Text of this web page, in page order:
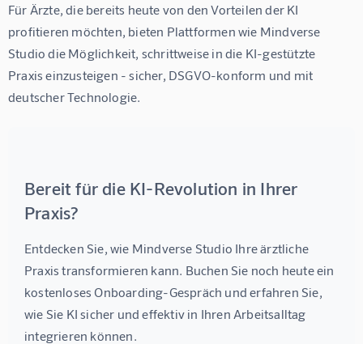
Für Ärzte, die bereits heute von den Vorteilen der KI
profitieren möchten, bieten Plattformen wie Mindverse
Studio die Möglichkeit, schrittweise in die KI-gestützte
Praxis einzusteigen - sicher, DSGVO-konform und mit
deutscher Technologie.
Bereit für die KI-Revolution in Ihrer
Praxis?
Entdecken Sie, wie Mindverse Studio Ihre ärztliche
Praxis transformieren kann. Buchen Sie noch heute ein
kostenloses Onboarding-Gespräch und erfahren Sie,
wie Sie KI sicher und effektiv in Ihren Arbeitsalltag
integrieren können.